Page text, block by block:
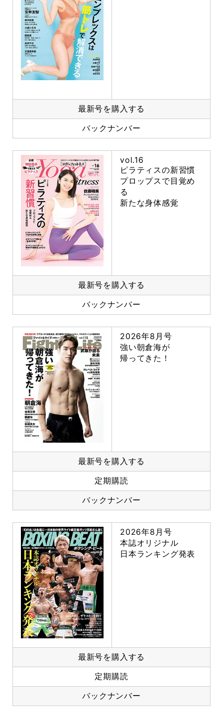
最新号を購入する
バックナンバー
vol.16
ピラティスの新習慣
プロップスで目覚め
る
新たな身体感覚
最新号を購入する
バックナンバー
2026年8月号
強い朝倉海が
帰ってきた！
最新号を購入する
定期購読
バックナンバー
2026年8月号
本誌オリジナル
日本ランキング発表
最新号を購入する
定期購読
バックナンバー